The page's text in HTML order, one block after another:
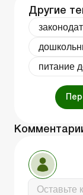
Другие
питание